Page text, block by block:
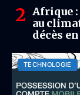
Afrique
au
décès
TECHNOLOGIE